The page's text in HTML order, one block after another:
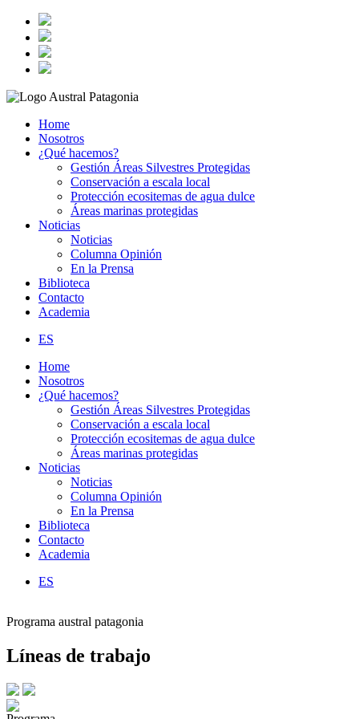
Home
Nosotros
¿Qué hacemos?
Gestión Áreas Silvestres Protegidas
Conservación a escala local
Protección ecositemas de agua dulce
Áreas marinas protegidas
Noticias
Noticias
Columna Opinión
En la Prensa
Biblioteca
Contacto
Academia
ES
Home
Nosotros
¿Qué hacemos?
Gestión Áreas Silvestres Protegidas
Conservación a escala local
Protección ecositemas de agua dulce
Áreas marinas protegidas
Noticias
Noticias
Columna Opinión
En la Prensa
Biblioteca
Contacto
Academia
ES
Programa austral patagonia
Líneas de trabajo